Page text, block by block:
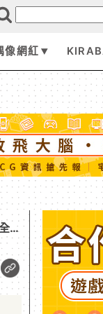
像網紅
台